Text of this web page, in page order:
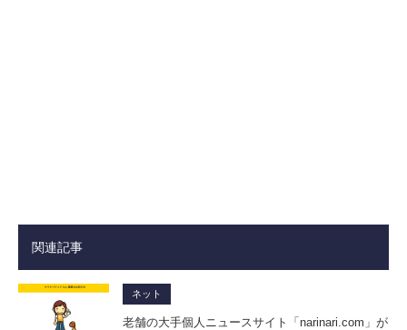
関連記事
ネット
老舗の大手個人ニュースサイト「narinari.com」が